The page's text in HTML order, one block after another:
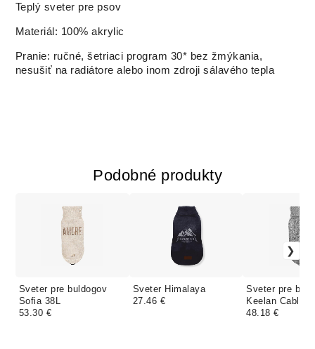
Teplý sveter pre psov
Materiál: 100% akrylic
Pranie: ručné, šetriaci program 30* bez žmýkania,
nesušiť na radiátore alebo inom zdroji sálavého tepla
Podobné produkty
Sveter pre buldogov
Sofia 38L
53.30 €
Sveter Himalaya
27.46 €
Sveter pre
Keelan Cable
48.18 €